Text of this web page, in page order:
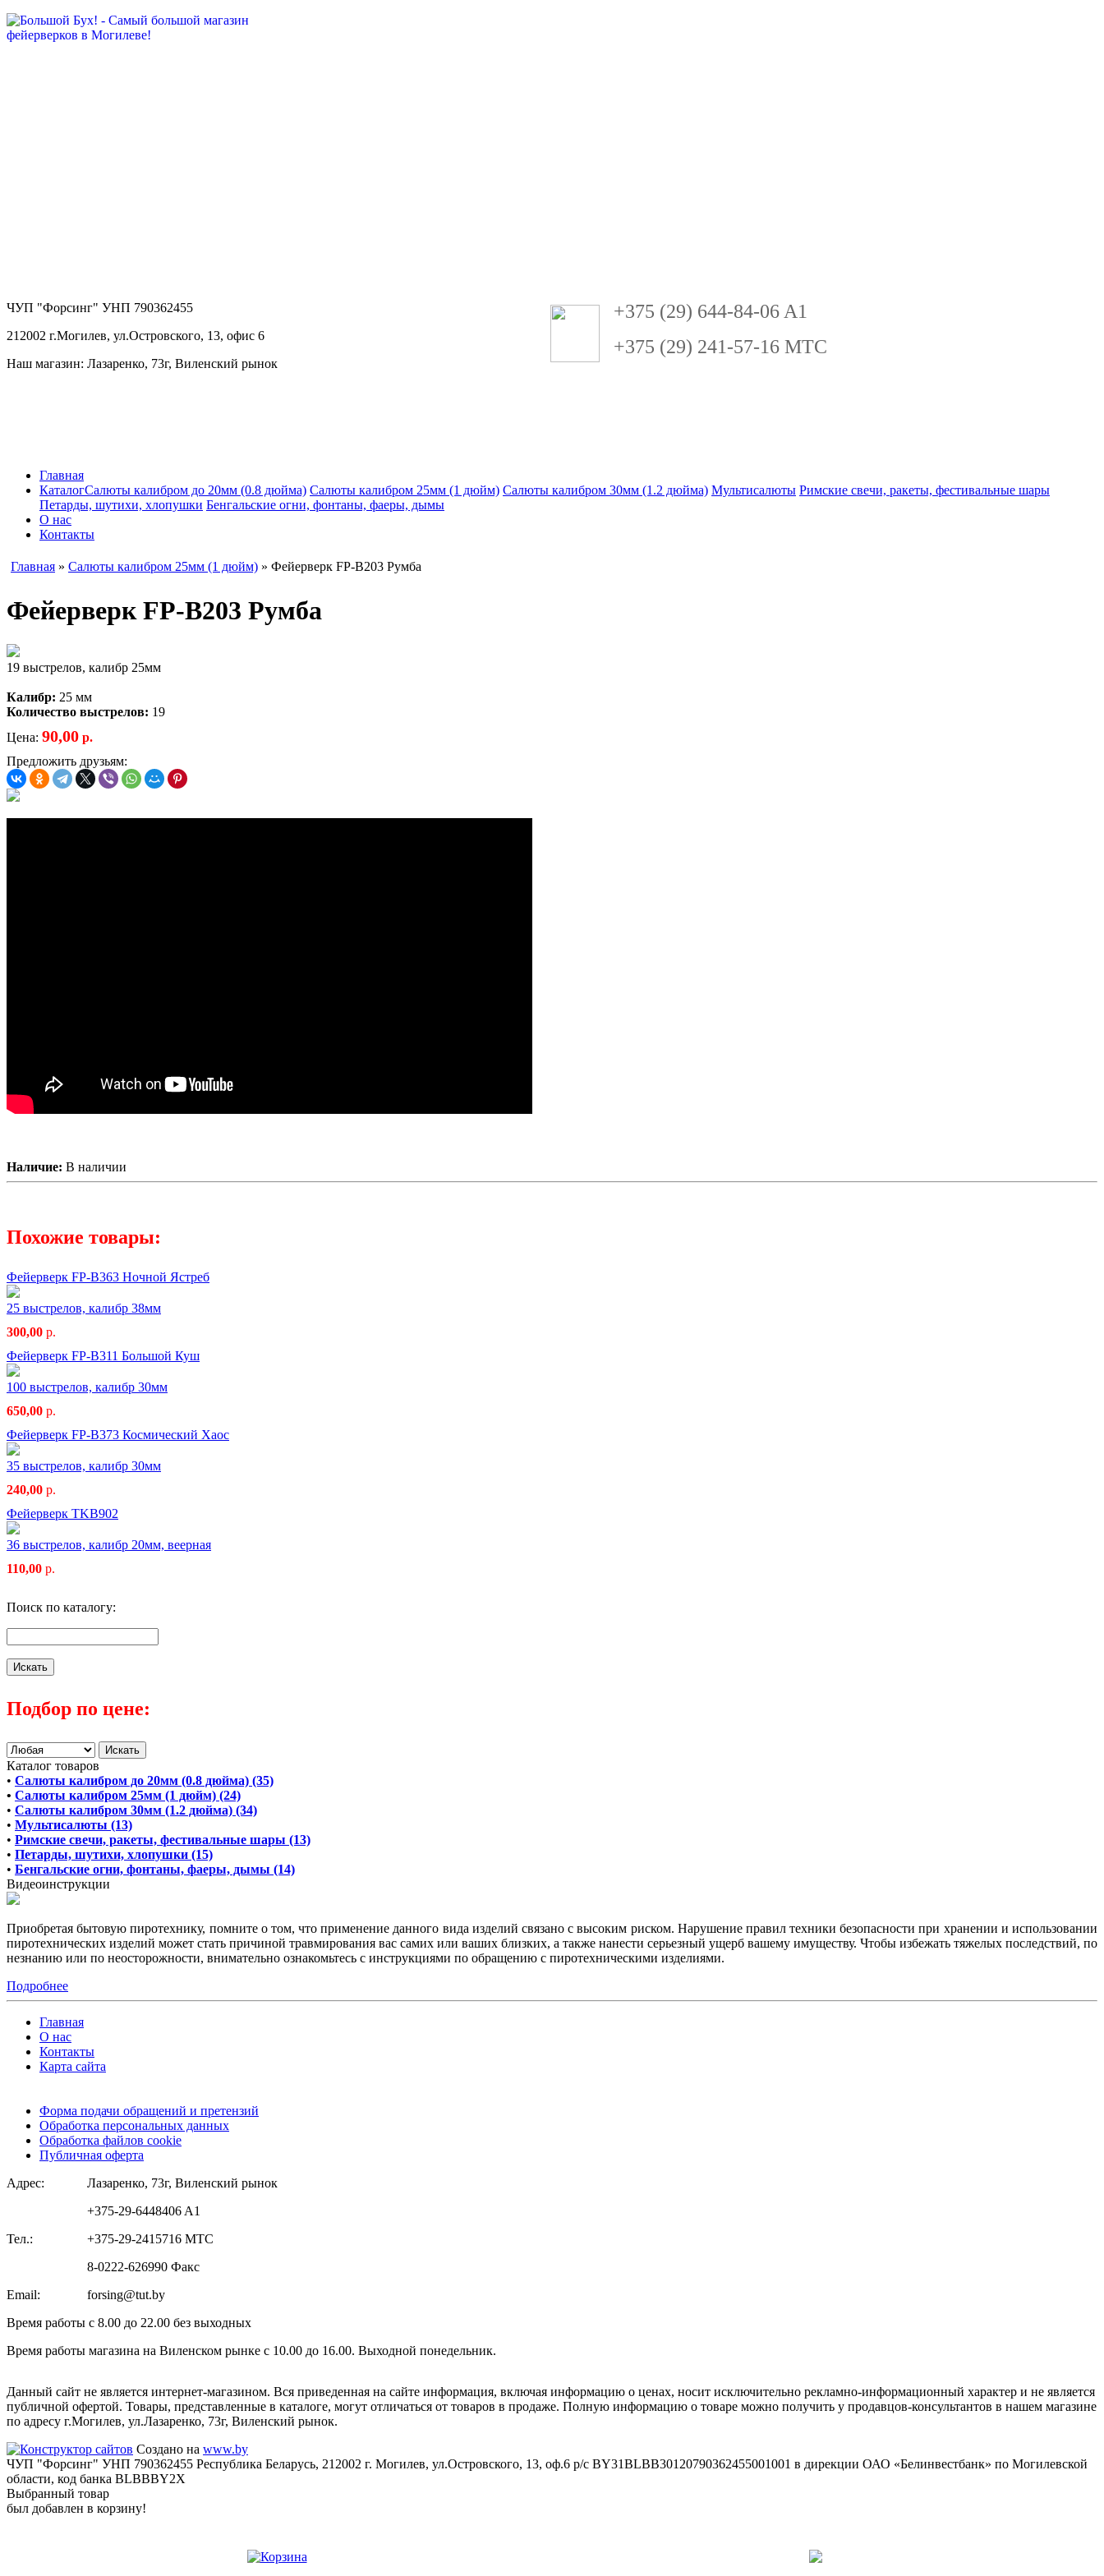
ЧУП "Форсинг" УНП 790362455
212002 г.Могилев, ул.Островского, 13, офис 6
Наш магазин: Лазаренко, 73г, Виленский рынок
+375 (29) 644-84-06 A1
+375 (29) 241-57-16 MTC
Главная
КаталогСалюты калибром до 20мм (0.8 дюйма) Салюты калибром 25мм (1 дюйм) Салюты калибром 30мм (1.2 дюйма) Мультисалюты Римские свечи, ракеты, фестивальные шары
Петарды, шутихи, хлопушки Бенгальские огни, фонтаны, фаеры, дымы
О нас
Контакты
Главная » Салюты калибром 25мм (1 дюйм) » Фейерверк FP-B203 Румба
Фейерверк FP-B203 Румба
19 выстрелов, калибр 25мм
Калибр: 25 мм
Количество выстрелов: 19
Цена: 90,00 р.
Предложить друзьям:
Наличие: В наличии
Похожие товары:
Фейерверк FP-B363 Ночной Ястреб
25 выстрелов, калибр 38мм
300,00 р.
Фейерверк FP-B311 Большой Куш
100 выстрелов, калибр 30мм
650,00 р.
Фейерверк FP-B373 Космический Хаос
35 выстрелов, калибр 30мм
240,00 р.
Фейерверк TKB902
36 выстрелов, калибр 20мм, веерная
110,00 р.
Поиск по каталогу:
Подбор по цене:
Каталог товаров
• Салюты калибром до 20мм (0.8 дюйма) (35)
• Салюты калибром 25мм (1 дюйм) (24)
• Салюты калибром 30мм (1.2 дюйма) (34)
• Мультисалюты (13)
• Римские свечи, ракеты, фестивальные шары (13)
• Петарды, шутихи, хлопушки (15)
• Бенгальские огни, фонтаны, фаеры, дымы (14)
Видеоинструкции
Приобретая бытовую пиротехнику, помните о том, что применение данного вида изделий связано с высоким риском. Нарушение правил техники безопасности при хранении и использовании
пиротехнических изделий может стать причиной травмирования вас самих или ваших близких, а также нанести серьезный ущерб вашему имуществу. Чтобы избежать тяжелых последствий, по
незнанию или по неосторожности, внимательно ознакомьтесь с инструкциями по обращению с пиротехническими изделиями.
Подробнее
Главная
О нас
Контакты
Карта сайта
Форма подачи обращений и претензий
Обработка персональных данных
Обработка файлов cookie
Публичная оферта
Адрес:
Лазаренко, 73г, Виленский рынок
Тел.:
+375-29-6448406 A1
+375-29-2415716 МТС
8-0222-626990 Факс
Email:
forsing@tut.by
Время работы с 8.00 до 22.00 без выходных
Время работы магазина на Виленском рынке с 10.00 до 16.00. Выходной понедельник.
Данный сайт не является интернет-магазином. Вся приведенная на сайте информация, включая информацию о ценах, носит исключительно рекламно-информационный характер и не является
публичной офертой. Товары, представленные в каталоге, могут отличаться от товаров в продаже. Полную информацию о товаре можно получить у продавцов-консультантов в нашем магазине
по адресу г.Могилев, ул.Лазаренко, 73г, Виленский рынок.
Создано на www.by
ЧУП "Форсинг" УНП 790362455 Республика Беларусь, 212002 г. Могилев, ул.Островского, 13, оф.6 р/с BY31BLBB30120790362455001001 в дирекции ОАО «Белинвестбанк» по Могилевской
области, код банка BLBBBY2X
Выбранный товар
был добавлен в корзину!